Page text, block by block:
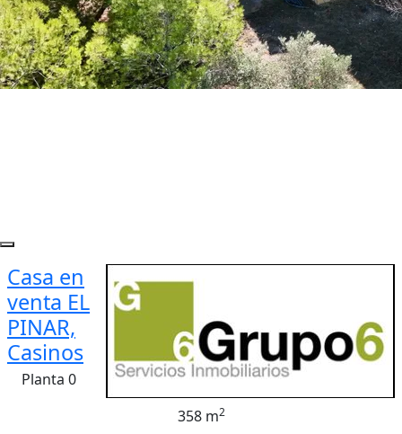
Casa en
venta EL
PINAR,
Casinos
Planta 0
358 m2